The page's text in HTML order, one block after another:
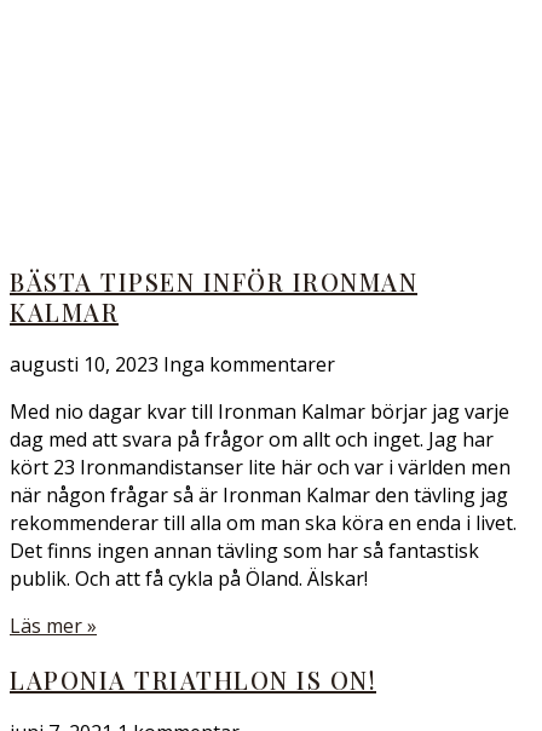
BÄSTA TIPSEN INFÖR IRONMAN
KALMAR
augusti 10, 2023 Inga kommentarer
Med nio dagar kvar till Ironman Kalmar börjar jag varje
dag med att svara på frågor om allt och inget. Jag har
kört 23 Ironmandistanser lite här och var i världen men
när någon frågar så är Ironman Kalmar den tävling jag
rekommenderar till alla om man ska köra en enda i livet.
Det finns ingen annan tävling som har så fantastisk
publik. Och att få cykla på Öland. Älskar!
Läs mer »
LAPONIA TRIATHLON IS ON!